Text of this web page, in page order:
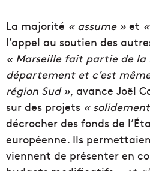
La majorité « assume » et
l’appel au soutien des
« Marseille fait partie de la
département et c’est
région Sud », avance Joël
sur des projets «
décrocher des fonds de
européenne. Ils
viennent de présenter en